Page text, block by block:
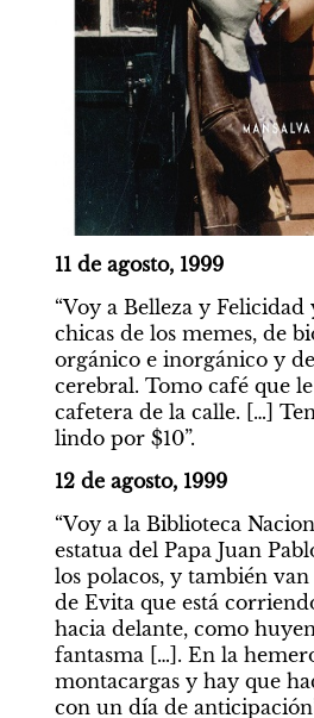
11 de agosto, 1999
“Voy a Belleza y Felicidad
chicas de los memes, de
orgánico e inorgánico y
cerebral. Tomo café que
cafetera de la calle. […]
lindo por $10”.
12 de agosto, 1999
“Voy a la Biblioteca
estatua del Papa Juan
los polacos, y también
de Evita que está
hacia delante, como
fantasma […]. En la
montacargas y hay que
con un día de